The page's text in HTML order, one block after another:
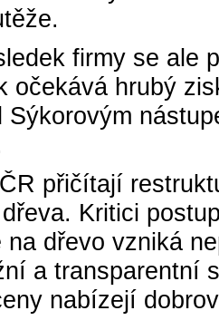
firmy se ale
očekává hrubý
Sýkorovým
přičítají
Kritici
dřevo vzniká
a transparentní
nabízejí